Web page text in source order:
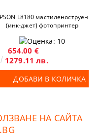
L8180 мастиленоструен
(инк-джет) фотопринтер
654.00 €
1279.11 лв.
ДОБАВИ В КОЛИЧКА
НА САЙТА